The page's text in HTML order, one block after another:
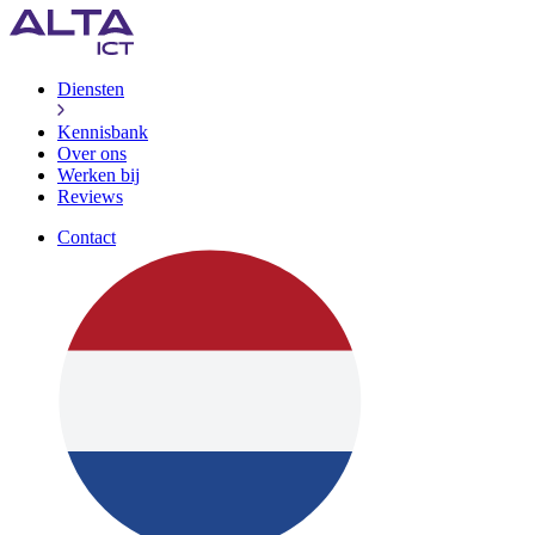
Diensten
Kennisbank
Over ons
Werken bij
Reviews
Contact